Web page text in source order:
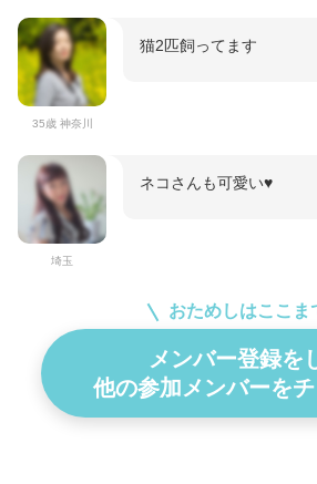
35歳 神奈川
猫2匹飼ってます
埼玉
ネコさんも可愛い♥️
おためしはここま
メンバー登録を
他の参加メンバーをチ